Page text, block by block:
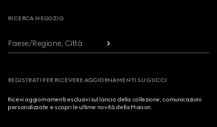
RICERCA NEGOZIO
Paese/Regione, Città
REGISTRATI PER RICEVERE AGGIORNAMENTI SU GUCCI
Ricevi aggiornamenti esclusivi sul lancio della collezione, comunicazioni
personalizzate e scopri le ultime novità della Maison.